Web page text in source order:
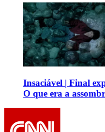
Insaciável | Final
O que era a